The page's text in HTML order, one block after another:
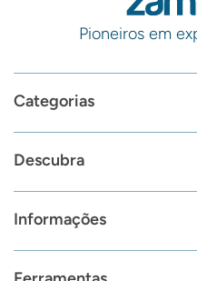
Pioneiros em
Categorias
Descubra
Informações